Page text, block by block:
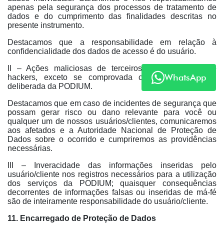
apenas pela segurança dos processos de tratamento de
dados e do cumprimento das finalidades descritas no
presente instrumento.
Destacamos que a responsabilidade em relação à
confidencialidade dos dados de acesso é do usuário.
II – Ações maliciosas de terceiros, como ataques de
hackers, exceto se comprovada conduta culposa ou
deliberada da PODIUM.
Destacamos que em caso de incidentes de segurança que
possam gerar risco ou dano relevante para você ou
qualquer um de nossos usuários/clientes, comunicaremos
aos afetados e a Autoridade Nacional de Proteção de
Dados sobre o ocorrido e cumpriremos as providências
necessárias.
III – Inveracidade das informações inseridas pelo
usuário/cliente nos registros necessários para a utilização
dos serviços da PODIUM; quaisquer consequências
decorrentes de informações falsas ou inseridas de má-fé
são de inteiramente responsabilidade do usuário/cliente.
11. Encarregado de Proteção de Dados
WhatsApp